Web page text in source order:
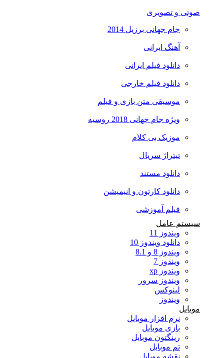
صوتی و تصویری
جام جهانی برزیل 2014
آهنگ ایرانی
دانلود فیلم ایرانی
دانلود فیلم خارجی
موسیقی متن بازی و فیلم
ویژه جام جهانی 2018 روسیه
موزیک بی کلام
تیتراژ سریال
دانلود مستند
دانلود کارتون و انیمیشن
فیلم آموزشی
سیستم عامل
ویندوز 11
دانلود ویندوز 10
ویندوز 8 و 8.1
ویندوز 7
ویندوز xp
ویندوز سرور
لینوکس
ویندوز
موبایل
نرم افزار موبایل
بازی موبایل
رینگتون موبایل
تم موبایل
نقشه موبایل